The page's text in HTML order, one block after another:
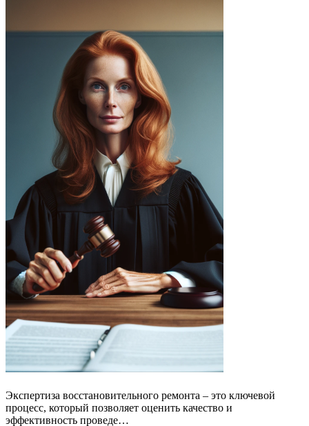
Экспертиза восстановительного ремонта – это ключевой
процесс, который позволяет оценить качество и
эффективность проведе…